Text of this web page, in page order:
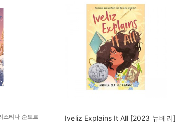
티나 순토르
Iveliz Explains It All [2023 뉴베리]